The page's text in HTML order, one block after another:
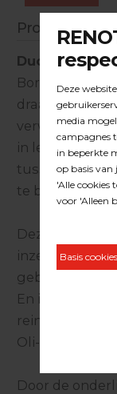
Duoline tynex
Borstel die
draadvezel,
verwerkt. De
in lengte
tussen kieren,
te borstelen.
Deze tynex
inzetbaarheid
gebruiken op
En in het
reinigen van
Oli-Natura
Door de